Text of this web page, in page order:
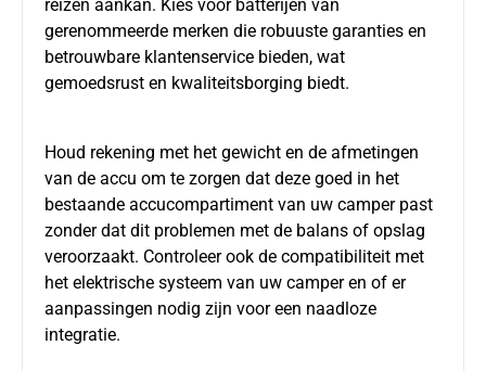
reizen aankan. Kies voor batterijen van
gerenommeerde merken die robuuste garanties en
betrouwbare klantenservice bieden, wat
gemoedsrust en kwaliteitsborging biedt.
Houd rekening met het gewicht en de afmetingen
van de accu om te zorgen dat deze goed in het
bestaande accucompartiment van uw camper past
zonder dat dit problemen met de balans of opslag
veroorzaakt. Controleer ook de compatibiliteit met
het elektrische systeem van uw camper en of er
aanpassingen nodig zijn voor een naadloze
integratie.